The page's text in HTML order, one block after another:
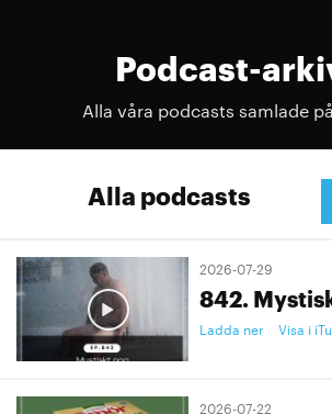
Podcast-
Alla våra podcasts samlade
Alla podcasts
2026-07-29
842.
Ladda ner Visa i
2026-07-22